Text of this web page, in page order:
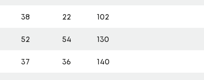
38 22 102
52 54 130
37 36 140